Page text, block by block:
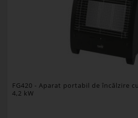
FG420 - Aparat portabil de încălzire
4,2 kW